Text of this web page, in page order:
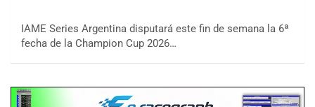
IAME Series Argentina disputará este fin de semana la 6ª
fecha de la Champion Cup 2026…